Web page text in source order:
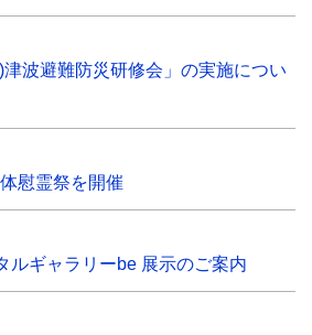
波避難防災研修会」の実施につい
慰霊祭を開催
ルギャラリーbe 展示のご案内